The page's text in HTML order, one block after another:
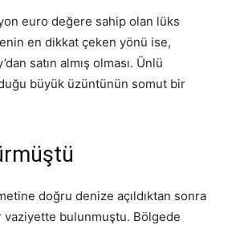
euro değere sahip olan lüks
en dikkat çeken yönü ise,
satın almış olması. Ünlü
büyük üzüntünün somut bir
doğru denize açıldıktan sonra
vaziyette bulunmuştu. Bölgede